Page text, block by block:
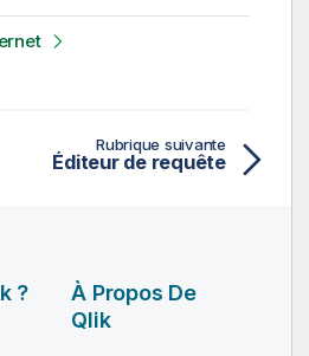
Rubrique suivante
Éditeur de requête
?
À Propos De
Qlik